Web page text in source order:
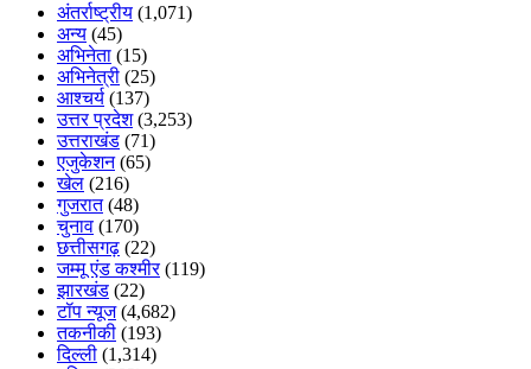
अंतर्राष्ट्रीय (1,071)
अन्य (45)
अभिनेता (15)
अभिनेत्री (25)
आश्चर्य (137)
उत्तर प्रदेश(3,253)
उत्तराखंड (71)
एजुकेशन(65)
खेल (216)
गुजरात(48)
चुनाव (170)
छत्तीसगढ़ (22)
जम्मू एंड कश्मीर(119)
झारखंड (22)
टॉप न्यूज(4,682)
तकनीकी (193)
दिल्ली (1,314)